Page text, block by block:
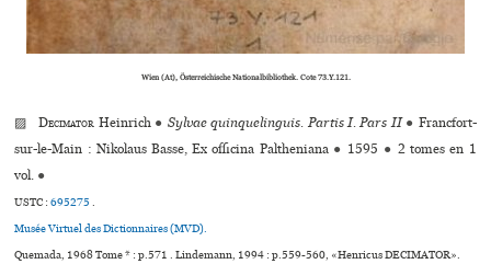
Wien (At), Österreichische Nationalbibliothek. Cote 73.Y.121.
▨Decimator Heinrich ● Sylvae quinquelinguis. Partis I. Pars II ● Francfort-
sur-le-Main : Nikolaus Basse, Ex offi­cina Paltheniana ● 1595 ● 2 tomes en 1
vol. ●
USTC :695275.
Musée Virtuel des Dictionnaires (MVD).
Quemada, 1968 Tome * : p.571 . Lindemann, 1994 : p.559-560, «Henricus DECIMATOR».